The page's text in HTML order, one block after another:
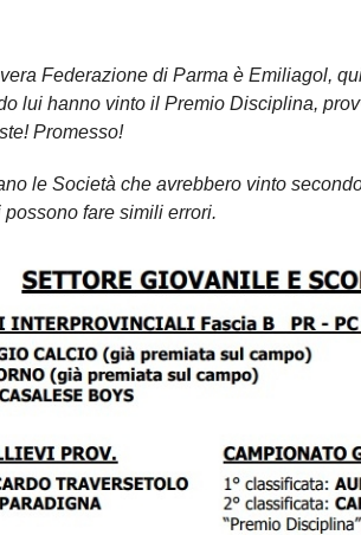
Federazione di Parma è Emiliagol,
lui hanno vinto il Premio Disciplina,
Promesso!
le Società che avrebbero vinto
fare simili errori.